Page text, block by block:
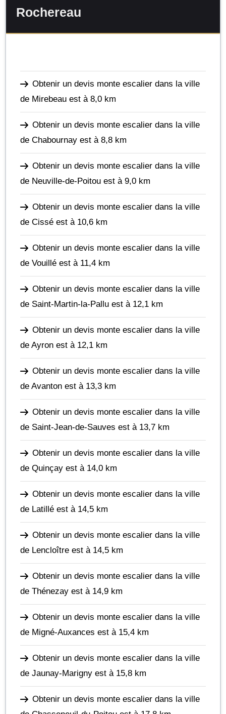
Rochereau
Obtenir un devis monte escalier dans la ville
de Mirebeau est à 8,0 km
Obtenir un devis monte escalier dans la ville
de Chabournay est à 8,8 km
Obtenir un devis monte escalier dans la ville
de Neuville-de-Poitou est à 9,0 km
Obtenir un devis monte escalier dans la ville
de Cissé est à 10,6 km
Obtenir un devis monte escalier dans la ville
de Vouillé est à 11,4 km
Obtenir un devis monte escalier dans la ville
de Saint-Martin-la-Pallu est à 12,1 km
Obtenir un devis monte escalier dans la ville
de Ayron est à 12,1 km
Obtenir un devis monte escalier dans la ville
de Avanton est à 13,3 km
Obtenir un devis monte escalier dans la ville
de Saint-Jean-de-Sauves est à 13,7 km
Obtenir un devis monte escalier dans la ville
de Quinçay est à 14,0 km
Obtenir un devis monte escalier dans la ville
de Latillé est à 14,5 km
Obtenir un devis monte escalier dans la ville
de Lencloître est à 14,5 km
Obtenir un devis monte escalier dans la ville
de Thénezay est à 14,9 km
Obtenir un devis monte escalier dans la ville
de Migné-Auxances est à 15,4 km
Obtenir un devis monte escalier dans la ville
de Jaunay-Marigny est à 15,8 km
Obtenir un devis monte escalier dans la ville